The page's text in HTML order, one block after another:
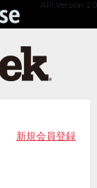
API Version 2.0
新規会員登録